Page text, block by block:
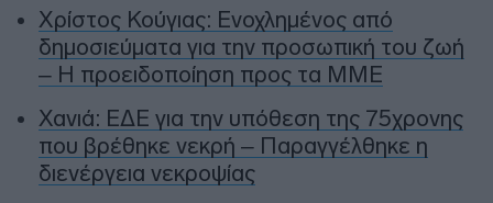
Χρίστος Κούγιας: Ενοχλημένος από
δημοσιεύματα για την προσωπική του ζωή
– Η προειδοποίηση προς τα ΜΜΕ
Χανιά: ΕΔΕ για την υπόθεση της 75χρονης
που βρέθηκε νεκρή – Παραγγέλθηκε η
διενέργεια νεκροψίας